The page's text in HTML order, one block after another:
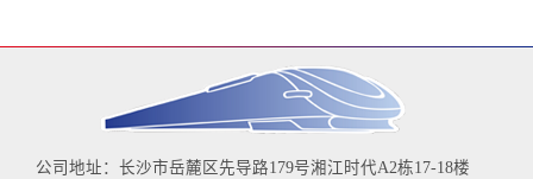
公司地址：长沙市岳麓区先导路179号湘江时代A2栋17-18楼